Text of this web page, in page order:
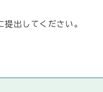
出してください。